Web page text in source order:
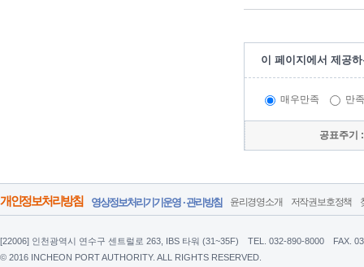
이 페이지에서 제공
매우만족 만족
공표주기
개인정보처리방침 영상정보처리기기운영 · 관리방침 윤리경영소개 저작권보호정책
[22006] 인천광역시 연수구 센트럴로 263, IBS 타워 (31~35F) TEL. 032-890-8000
FAX.
© 2016 INCHEON PORT AUTHORITY. ALL RIGHTS RESERVED.